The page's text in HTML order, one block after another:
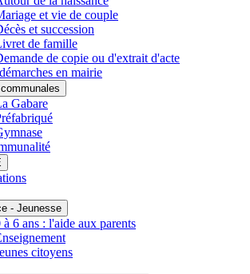
et vie de couple
et succession
de famille
de copie ou d'extrait d'acte
en mairie
Gabare
- Jeunesse
à 6 ans : l'aide aux parents
citoyens